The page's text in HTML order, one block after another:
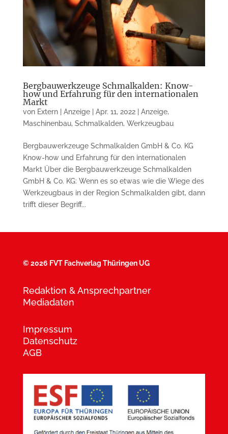
Bergbauwerkzeuge Schmalkalden: Know-
how und Erfahrung für den internationalen
Markt
von Extern | Anzeige| Apr. 11, 2022| Anzeige,
Maschinenbau, Schmalkalden, Werkzeugbau
Bergbauwerkzeuge Schmalkalden GmbH & Co. KG
Know-how und Erfahrung für den internationalen
Markt Über die Bergbauwerkzeuge Schmalkalden
GmbH & Co. KG: Wenn es so etwas wie die Wiege des
Werkzeugbaus in der Region Schmalkalden gibt, dann
trifft dieser Begriff...
©2026 FVT Fachverlag Thüringen UG
Redaktion & Ansprechpartner
Mediadaten
Impressum
Datenschutz
AGB